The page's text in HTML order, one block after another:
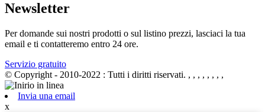
Newsletter
Per domande sui nostri prodotti o sul listino prezzi, lasciaci la tua
email e ti contatteremo entro 24 ore.
Servizio gratuito
© Copyright - 2010-2022 : Tutti i diritti riservati. , , , , , , , ,
Invia una email
x